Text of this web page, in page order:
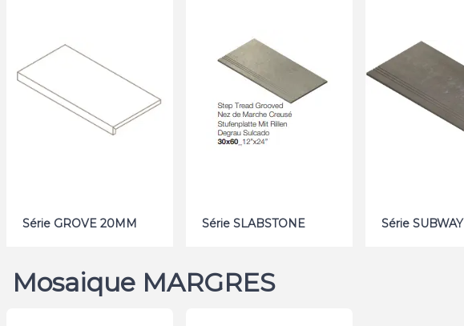
Série GROVE 20MM Série SLABSTONE Série SUBWAY
Mosaique MARGRES